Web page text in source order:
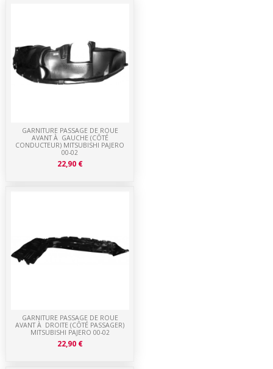
GARNITURE PASSAGE DE ROUE
AVANT À DROITE (CÔTÉ PASSAGER)
MITSUBISHI PAJERO 00-02
22,90 €
GARNITURE PASSAGE DE ROUE
AVANT À GAUCHE (CÔTÉ
CONDUCTEUR) MITSUBISHI PAJERO
00-02
22,90 €